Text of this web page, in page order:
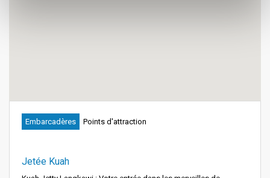
Embarcadères Points d'attraction
Jetée Kuah